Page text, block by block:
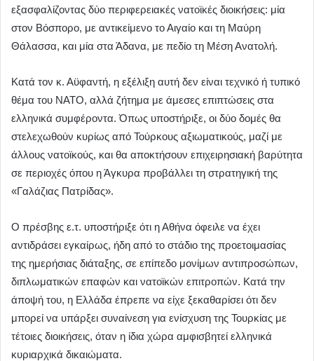
εξασφαλίζοντας δύο περιφερειακές νατοϊκές διοικήσεις: μία
στον Βόσπορο, με αντικείμενο το Αιγαίο και τη Μαύρη
Θάλασσα, και μία στα Άδανα, με πεδίο τη Μέση Ανατολή.
Κατά τον κ. Αϋφαντή, η εξέλιξη αυτή δεν είναι τεχνικό ή τυπικό
θέμα του ΝΑΤΟ, αλλά ζήτημα με άμεσες επιπτώσεις στα
ελληνικά συμφέροντα. Όπως υποστήριξε, οι δύο δομές θα
στελεχωθούν κυρίως από Τούρκους αξιωματικούς, μαζί με
άλλους νατοϊκούς, και θα αποκτήσουν επιχειρησιακή βαρύτητα
σε περιοχές όπου η Άγκυρα προβάλλει τη στρατηγική της
«Γαλάζιας Πατρίδας».
Ο πρέσβης ε.τ. υποστήριξε ότι η Αθήνα όφειλε να έχει
αντιδράσει εγκαίρως, ήδη από το στάδιο της προετοιμασίας
της ημερήσιας διάταξης, σε επίπεδο μονίμων αντιπροσώπων,
διπλωματικών επαφών και νατοϊκών επιτροπών. Κατά την
άποψή του, η Ελλάδα έπρεπε να είχε ξεκαθαρίσει ότι δεν
μπορεί να υπάρξει συναίνεση για ενίσχυση της Τουρκίας με
τέτοιες διοικήσεις, όταν η ίδια χώρα αμφισβητεί ελληνικά
κυριαρχικά δικαιώματα.